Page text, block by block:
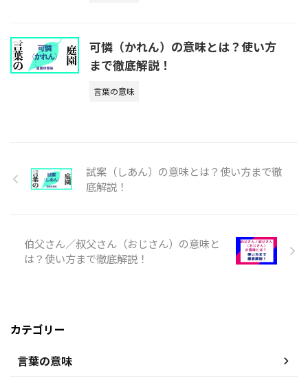
可憐（かれん）の意味とは？使い方
まで徹底解説！
言葉の意味
試案（しあん）の意味とは？使い方まで徹
底解説！
伯父さん／叔父さん（おじさん）の意味と
は？使い方まで徹底解説！
カテゴリー
言葉の意味